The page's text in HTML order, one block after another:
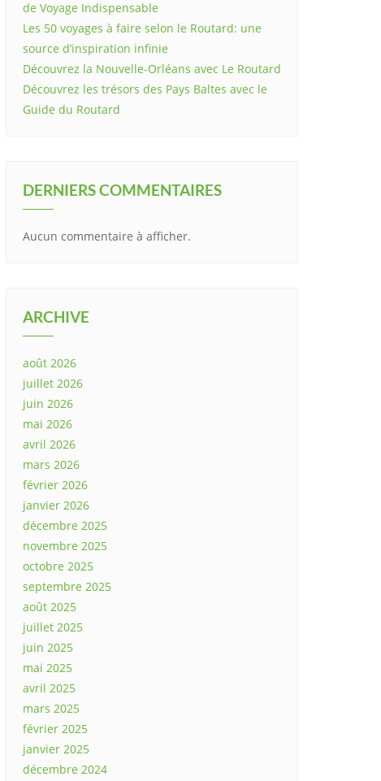
de Voyage Indispensable
Les 50 voyages à faire selon le Routard: une
source d’inspiration infinie
Découvrez la Nouvelle-Orléans avec Le Routard
Découvrez les trésors des Pays Baltes avec le
Guide du Routard
DERNIERS COMMENTAIRES
Aucun commentaire à afficher.
ARCHIVE
août 2026
juillet 2026
juin 2026
mai 2026
avril 2026
mars 2026
février 2026
janvier 2026
décembre 2025
novembre 2025
octobre 2025
septembre 2025
août 2025
juillet 2025
juin 2025
mai 2025
avril 2025
mars 2025
février 2025
janvier 2025
décembre 2024